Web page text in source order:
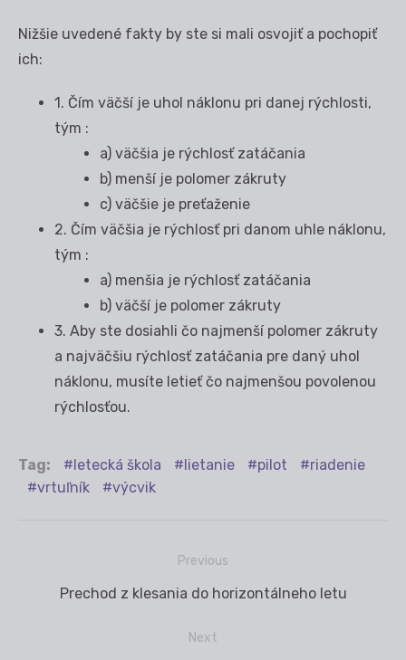
Nižšie uvedené fakty by ste si mali osvojiť a pochopiť
ich:
1. Čím väčší je uhol náklonu pri danej rýchlosti,
tým :
a) väčšia je rýchlosť zatáčania
b) menší je polomer zákruty
c) väčšie je preťaženie
2. Čím väčšia je rýchlosť pri danom uhle náklonu,
tým :
a) menšia je rýchlosť zatáčania
b) väčší je polomer zákruty
3. Aby ste dosiahli čo najmenší polomer zákruty
a najväčšiu rýchlosť zatáčania pre daný uhol
náklonu, musíte letieť čo najmenšou povolenou
rýchlosťou.
Tag: letecká škola lietanie pilot
riadenie
vrtuľník
výcvik
Previous
Previous
Prechod z klesania do horizontálneho letu
Next